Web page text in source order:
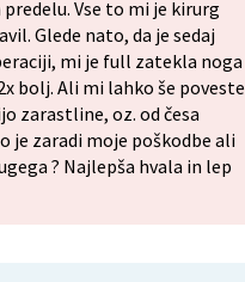
Vse to mi je kirurg
Glede nato, da je sedaj
mi je full zatekla noga
bolj. Ali mi lahko še poveste
zarastline, oz. od česa
je zaradi moje poškodbe ali
? Najlepša hvala in lep